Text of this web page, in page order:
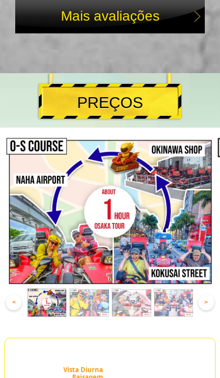
Mais avaliações
PREÇOS
< >